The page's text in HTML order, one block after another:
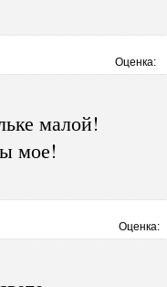
Оценка:
малой!
мое!
Оценка: